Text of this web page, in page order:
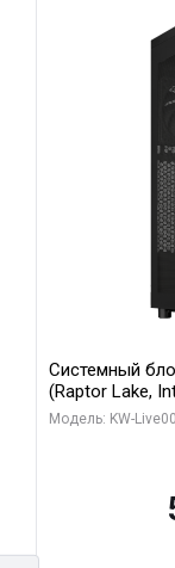
Системный
(Raptor Lake,
модуля)/ Afox
Модель: KW-